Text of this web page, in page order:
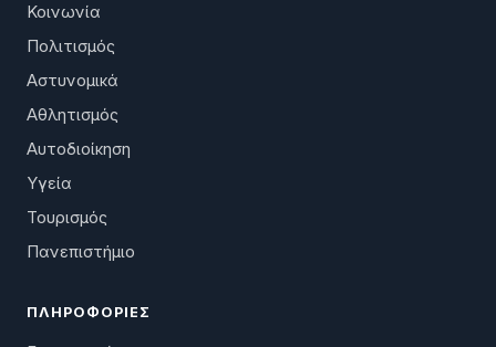
Κοινωνία
Πολιτισμός
Αστυνομικά
Αθλητισμός
Αυτοδιοίκηση
Υγεία
Τουρισμός
Πανεπιστήμιο
ΠΛΗΡΟΦΟΡΊΕΣ